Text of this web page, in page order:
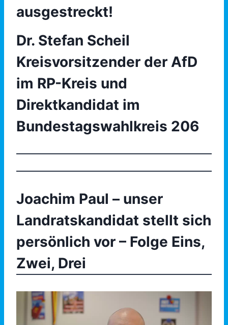
ausgestreckt!
Dr. Stefan Scheil
Kreisvorsitzender der AfD
im RP-Kreis und
Direktkandidat im
Bundestagswahlkreis 206
Joachim Paul – unser
Landratskandidat stellt sich
persönlich vor – Folge Eins,
Zwei, Drei